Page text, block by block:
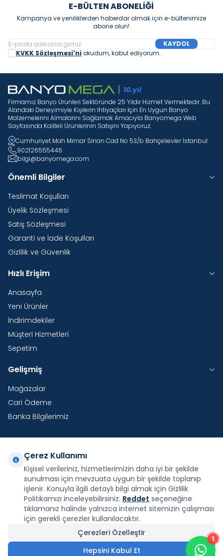
1
E-BÜLTEN ABONELIĞI
Kampanya ve yeniliklerden haberdar olmak için e-bültenimize
abone olun!
KAYDOL
KVKK Sözleşmesi'ni okudum, kabul ediyorum.
Firmamız Banyo Ürünleri Sektöründe 25 Yıldır Hizmet Vermektedir. Bu
Alandaki Deneyimiyle Kişilerin Ihtiyaçları Için En Uygun Banyo
Malzemelerini Almalarını Sağlamak Amacıyla Banyomega Web
Sayfasında Kaliteli Ürünlerinin Satışını Yapıyoruz.
Cumhuriyet Mah Mimar Sinan Cad No 53/b Bahçelievler İstanbul
902126555446
bilgi@banyomega.com
Önemli Bilgiler
Teslimat Koşulları
Üyelik Sözleşmesi
Satış Sözleşmesi
Garanti ve İade Koşulları
Gizlilik ve Güvenlik
Hızlı Erişim
Anasayfa
Yeni Ürünler
İndirimdekiler
Müşteri Hizmetleri
Sepetim
Gelişmiş
Mağazalar
Cari Ödeme
Banka Bilgilerimiz
Yurtdışı Kargo
Şirketimiz E-Fatura ve E-Arşiv Fatura uygulaması
kapsamındadır.
Facebook
X İnstagram
YoutubePinterest
Çerez Kullanımı
Kişisel verileriniz, hizmetlerimizin daha iyi bir şekilde
sunulması için mevzuata uygun bir şekilde toplanıp
işlenir. Konuyla ilgili detaylı bilgi almak için Gizlilik
Politikamızı inceleyebilirsiniz. Reddet seçeneğine
tıklamanız halinde yalnızca internet sitemizin çalışması
için gerekli çerezler kullanılacaktır.
Çerezleri Özelleştir
Hepsini Kabul Et